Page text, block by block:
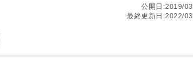
公開日:2019/
最終更新日:2022/